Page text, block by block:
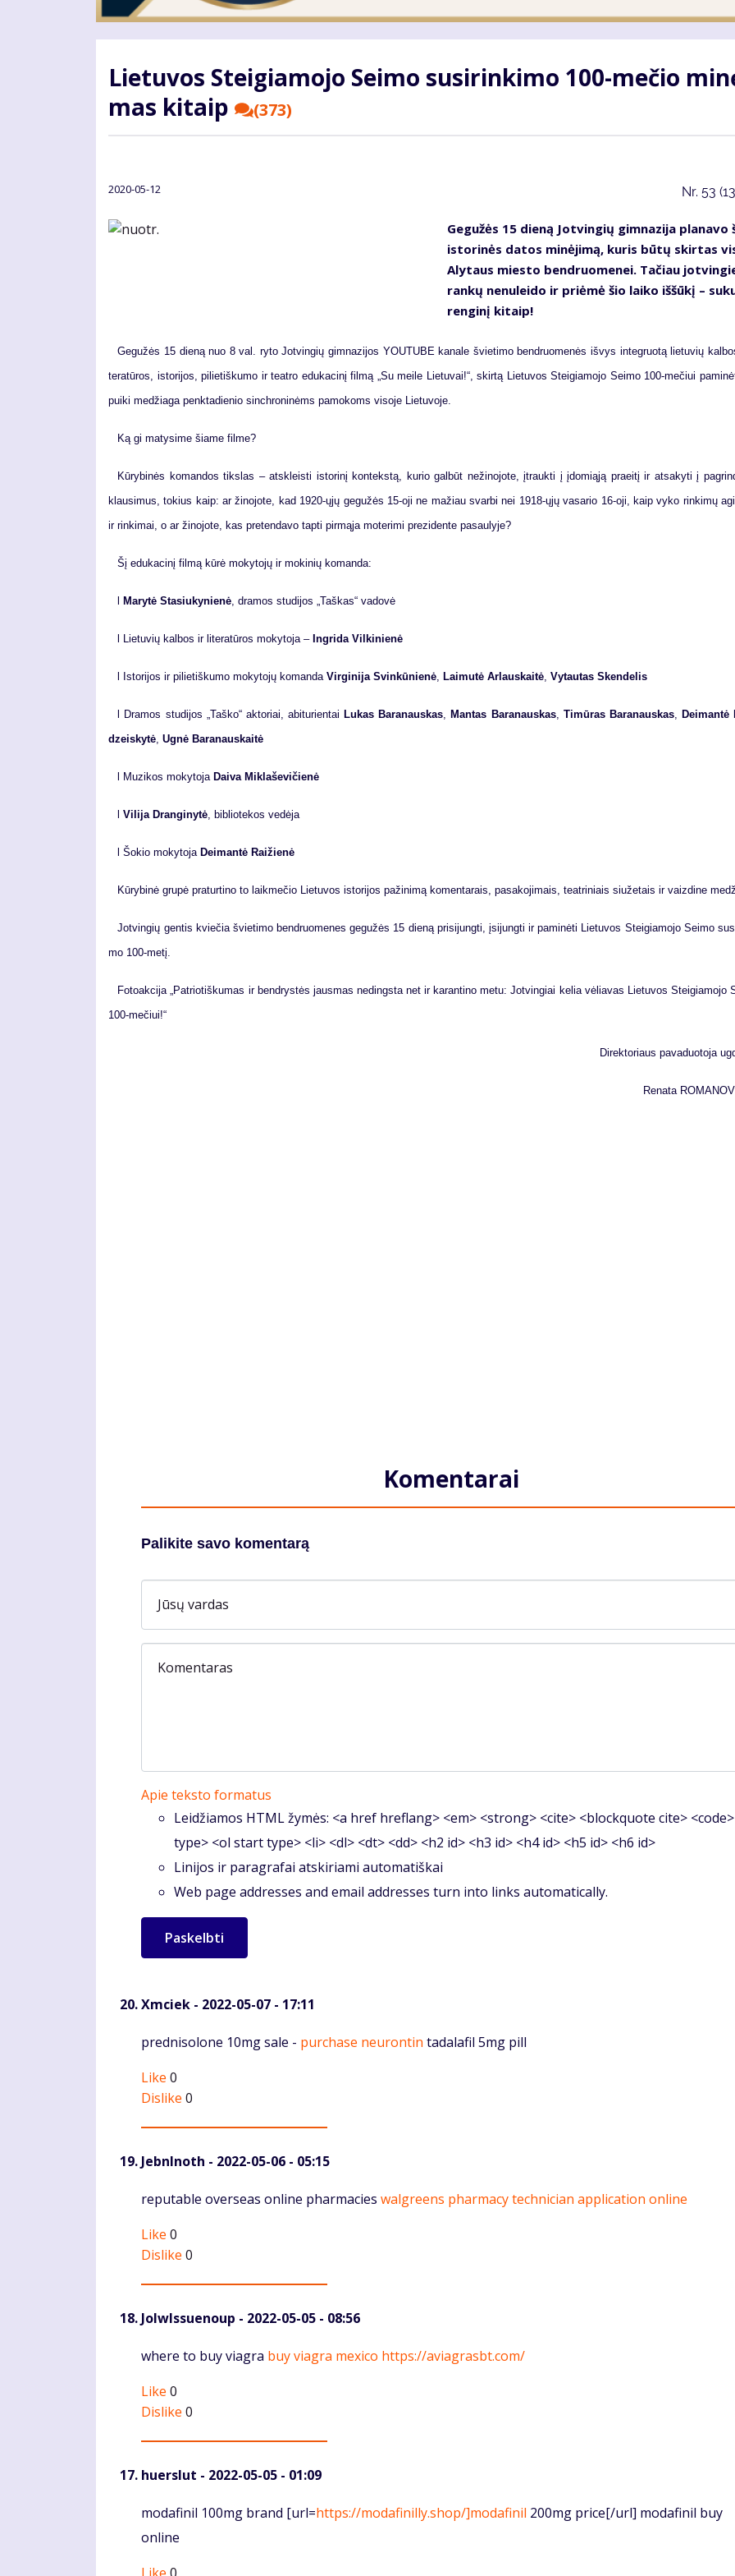
Lie­tu­vos Stei­gia­mo­jo Sei­mo su­si­rin­ki­mo 100-me­čio
mas ki­taip
(373)
2020-05-12 Nr. 53
Ge­gu­žės 15 die­ną Jot­vin­gių gim­na­zi­ja pla­na­vo
is­to­ri­nės da­tos mi­nė­ji­mą, ku­ris bū­tų skir­tas
Aly­taus mies­to ben­druo­me­nei. Ta­čiau
ran­kų ne­nu­lei­do ir pri­ėmė šio lai­ko iš­šū­kį –
ren­gi­nį ki­taip!
Ge­gu­žės 15 die­ną nuo 8 val. ry­to Jot­vin­gių gim­na­zi­jos YOU­TU­BE ka­na­le švie­ti­mo ben­druo­me­nės iš­vys in­teg­ruo­tą lie­tu­vių
te­ra­tū­ros, is­to­ri­jos, pi­lie­tiš­ku­mo ir te­at­ro edu­ka­ci­nį fil­mą „Su mei­le Lie­tu­vai!“, skir­tą Lie­tu­vos Stei­gia­mo­jo Sei­mo 100-me­čiui
pui­ki me­džia­ga penk­ta­die­nio sin­chro­ni­nėms pa­mo­koms vi­so­je Lie­tu­vo­je.
Ką gi ma­ty­si­me šia­me fil­me?
Kū­ry­bi­nės ko­man­dos tiks­las – at­skleis­ti is­to­ri­nį kon­teks­tą, ku­rio gal­būt ne­ži­no­jo­te, įtrauk­ti į įdo­mi­ą­ją pra­ei­tį ir at­sa­ky­ti į
klau­si­mus, to­kius kaip: ar ži­no­jo­te, kad 1920-ųjų ge­gu­žės 15-oji ne ma­žiau svar­bi nei 1918-ųjų va­sa­rio 16-oji, kaip vy­ko rin­ki­mų
ir rin­ki­mai, o ar ži­no­jo­te, kas pre­ten­da­vo tap­ti pir­mą­ja mo­te­ri­mi pre­zi­den­te pa­sau­ly­je?
Šį edu­ka­ci­nį fil­mą kū­rė mo­ky­to­jų ir mo­ki­nių ko­man­da:
Ma­ry­tė Sta­siu­ky­nie­nė, dra­mos stu­di­jos „Taš­kas“ va­do­vė
l Lie­tu­vių kal­bos ir li­te­ra­tū­ros mo­ky­to­ja –In­gri­da Vil­ki­nie­nė
l Is­to­ri­jos ir pi­lie­tiš­ku­mo mo­ky­to­jų ko­man­daVir­gi­ni­ja Svin­kū­nie­nė, Lai­mu­tė Ar­laus­kai­tė,Vy­tau­tas Sken­de­lis
l Dra­mos stu­di­jos „Taš­ko“ ak­to­riai, abi­tu­rien­tai Lu­kas Ba­ra­naus­kas, Man­tas Ba­ra­naus­kas, Ti­mū­ras Ba­ra­naus­kas,
dzeis­ky­tė, Ug­nė Ba­ra­naus­kai­tė
l Mu­zi­kos mo­ky­to­ja Dai­va Mik­la­še­vičie­nė
lVi­li­ja Dran­gi­ny­tė, bib­lio­te­kos ve­dė­ja
l Šokio mokytoja Deimantė Raižienė
Kū­ry­bi­nė gru­pė pra­tur­ti­no to laik­me­čio Lie­tu­vos is­to­ri­jos pa­ži­ni­mą ko­men­ta­rais, pa­sa­ko­ji­mais, te­at­ri­niais siu­že­tais ir vaiz­di­ne
Jot­vin­gių gen­tis kvie­čia švie­ti­mo ben­druo­me­nes ge­gu­žės 15 die­ną pri­si­jung­ti, įsi­jung­ti ir pa­mi­nė­ti Lie­tu­vos Stei­gia­mo­jo Sei­mo
mo 100-me­tį.
Fo­to­ak­ci­ja „Pa­trio­tiš­ku­mas ir ben­drys­tės jaus­mas ne­dings­ta net ir ka­ran­ti­no me­tu: Jot­vin­giai ke­lia vė­lia­vas Lie­tu­vos Stei­gia­mo­jo
100-me­čiui!“
Di­rek­to­riaus pa­va­duo­to­ja
Re­na­ta
Komentarai
Palikite savo komentarą
Jūsų vardas
Komentaras
Apie teksto formatus
Leidžiamos HTML žymės: <a href hreflang> <em> <strong> <cite> <blockquote cite>
type> <ol start type> <li> <dl> <dt> <dd> <h2 id> <h3 id> <h4 id> <h5 id> <h6 id>
Linijos ir paragrafai atskiriami automatiškai
Web page addresses and email addresses turn into links automatically.
Xmciek - 2022-05-07 - 17:11
Komentaras
prednisolone 10mg sale - purchase neurontin tadalafil 5mg pill
Like 0
Dislike 0
JebnInoth - 2022-05-06 - 05:15
Komentaras
reputable overseas online pharmacies walgreens pharmacy technician application online
Like 0
Dislike 0
JolwIssuenoup - 2022-05-05 - 08:56
Komentaras
where to buy viagra buy viagra mexico https://aviagrasbt.com/
Like 0
Dislike 0
huerslut - 2022-05-05 - 01:09
Komentaras
modafinil 100mg brand [url=https://modafinilly.shop/]modafinil 200mg price[/url] modafinil buy
online